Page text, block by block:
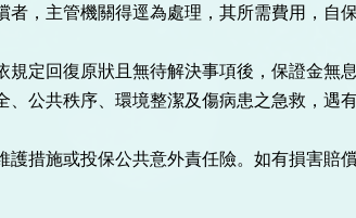
，主管機關得逕為處理，其所需費用，自
回復原狀且無待解決事項後，保證金無息
公共秩序、環境整潔及傷病患之急救，遇
施或投保公共意外責任險。如有損害賠